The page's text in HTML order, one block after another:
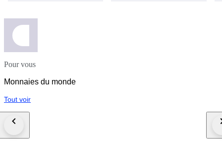
Pour vous
Monnaies du monde
Tout voir